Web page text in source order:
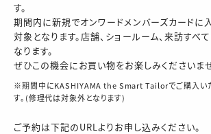
す。
期間内に新規でオンワードメンバーズカードに
対象となります。店舗、ショールーム、来訪すべ
なります。
ぜひこの機会にお買い物をお楽しみくださいま
※期間中にKASHIYAMA the Smart Tailorでご購入い
す。(修理代は対象外となります)
ご予約は下記のURLよりお申し込みください。